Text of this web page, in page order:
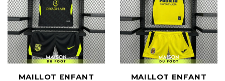
MAILLOT ENFANT
MAILLOT ENFANT